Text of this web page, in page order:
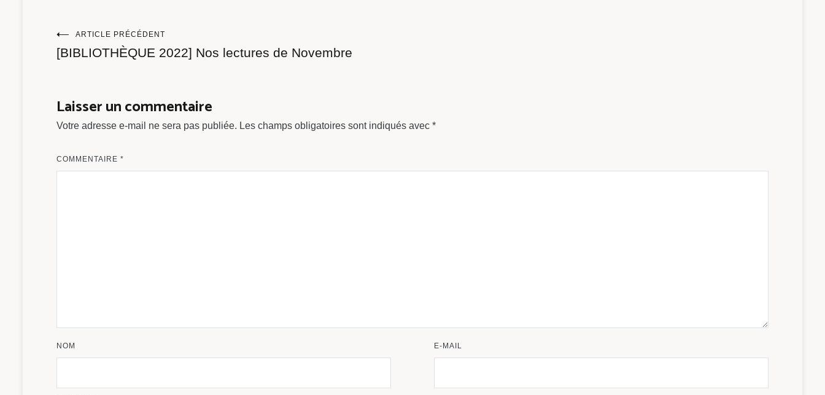
Navigation
l’article
ARTICLE PRÉCÉDENT
[BIBLIOTHÈQUE 2022] Nos lectures de Novembre
Laisser un commentaire
Votre adresse e-mail ne sera pas publiée. Les champs obligatoires sont indiqués avec *
COMMENTAIRE *
NOM E-MAIL